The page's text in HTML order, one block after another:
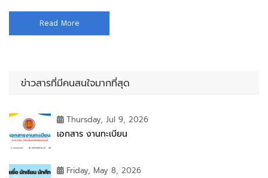
Read More
ข่าวสารที่มีคนสนใจมากที่สุด
Thursday, Jul 9, 2026
เอกสาร งานทะเบียน
Friday, May 8, 2026